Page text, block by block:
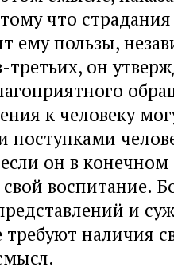
что страдания
ему пользы,
он
к человеку
он в конечном
свой воспитание.
и
требуют наличия